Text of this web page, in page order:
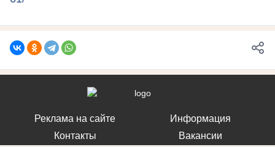
Реклама на сайте
Контакты
Информация
Вакансии